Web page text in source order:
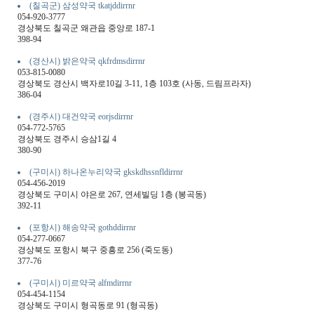
(칠곡군) 삼성약국 tkatjddirrnr
054-920-3777
경상북도 칠곡군 왜관읍 중앙로 187-1
398-94
(경산시) 밝은약국 qkfrdmsdirrnr
053-815-0080
경상북도 경산시 백자로10길 3-11, 1층 103호 (사동, 드림프라자)
386-04
(경주시) 대건약국 eorjsdirrnr
054-772-5765
경상북도 경주시 승삼1길 4
380-90
(구미시) 하나온누리약국 gkskdhssnfldirrnr
054-456-2019
경상북도 구미시 야은로 267, 연세빌딩 1층 (봉곡동)
392-11
(포항시) 해송약국 gothddirrnr
054-277-0667
경상북도 포항시 북구 중흥로 256 (죽도동)
377-76
(구미시) 미르약국 alfmdirrnr
054-454-1154
경상북도 구미시 형곡동로 91 (형곡동)